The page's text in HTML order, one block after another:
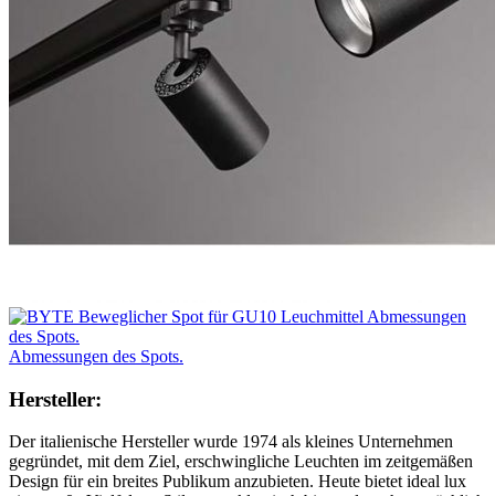
Abmessungen des Spots.
Hersteller:
Der italienische Hersteller wurde 1974 als kleines Unternehmen
gegründet, mit dem Ziel, erschwingliche Leuchten im zeitgemäßen
Design für ein breites Publikum anzubieten. Heute bietet ideal lux